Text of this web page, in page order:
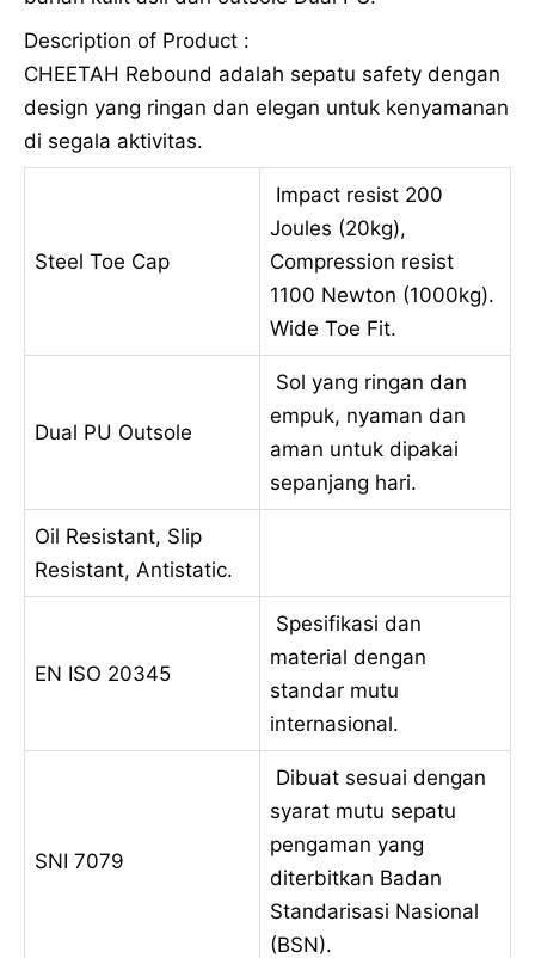
Description of Product :
CHEETAH Rebound adalah sepatu safety dengan
design yang ringan dan elegan untuk kenyamanan
di segala aktivitas.
Steel Toe Cap
Impact resist 200
Joules (20kg),
Compression resist
1100 Newton (1000kg).
Wide Toe Fit.
Dual PU Outsole
Sol yang ringan dan
empuk, nyaman dan
aman untuk dipakai
sepanjang hari.
Oil Resistant, Slip
Resistant, Antistatic.
EN ISO 20345
Spesifikasi dan
material dengan
standar mutu
internasional.
SNI 7079
Dibuat sesuai dengan
syarat mutu sepatu
pengaman yang
diterbitkan Badan
Standarisasi Nasional
(BSN).